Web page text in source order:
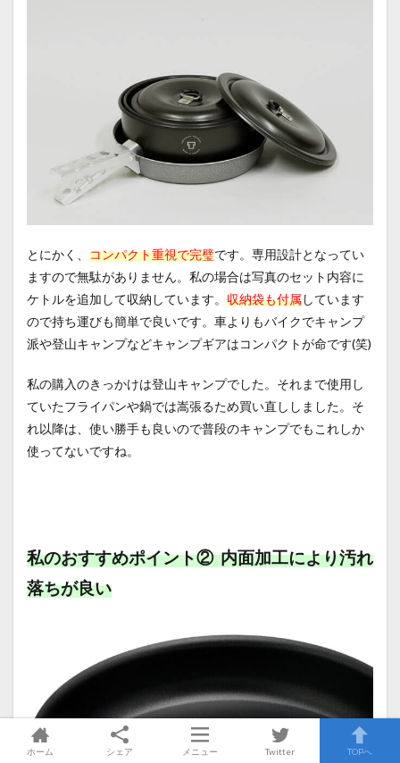
とにかく、 コンパクト重視で完璧です。専用設計となってい
ますので無駄がありません。私の場合は写真のセット内容に
ケトルを追加して収納しています。 収納袋も付属しています
ので持ち運びも簡単で良いです。車よりもバイクでキャンプ
派や登山キャンプなどキャンプギアはコンパクトが命です(笑)
私の購入のきっかけは登山キャンプでした。それまで使用し
ていたフライパンや鍋では嵩張るため買い直ししました。そ
れ以降は、使い勝手も良いので普段のキャンプでもこれしか
使ってないですね。
私のおすすめポイント② 内面加工により汚れ
落ちが良い
ホーム シェア メニュー Twitter TOPへ